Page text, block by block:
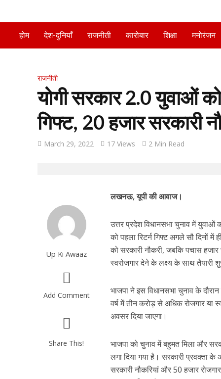
होम देश-दुनियाँ राजनीती कारोबार शिक्षा मनोरंजन
राजनीती
योगी सरकार 2.0 युवाओं को
गिफ्ट, 20 हजार सरकारी
March 29, 2022 17 Views 2 Min Read
Up Ki Awaaz
Add Comment
Share This!
लखनऊ, यूपी की आवाज।
उत्तर प्रदेश विधानसभा चुनाव में युवाओं
को पहला रिटर्न गिफ्ट अगले सौ दिनों
को सरकारी नौकरी, जबकि पचास
स्वरोजगार देने के लक्ष्य के साथ तैयारी
भाजपा ने इस विधानसभा चुनाव के
वर्ष में तीन करोड़ से अधिक रोजगार या
अवसर दिया जाएगा।
भाजपा को चुनाव में बहुमत मिला और
लगा दिया गया है। सरकारी प्रवक्ता
सरकारी नौकरियां और 50 हजार